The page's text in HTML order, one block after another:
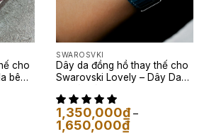
cho
bê
SWAROSVKI
Dây da đồng hồ thay thế cho
Swarovski Lovely – Dây Da
1,350,000₫ –
1,650,000₫Khoảng
giá: